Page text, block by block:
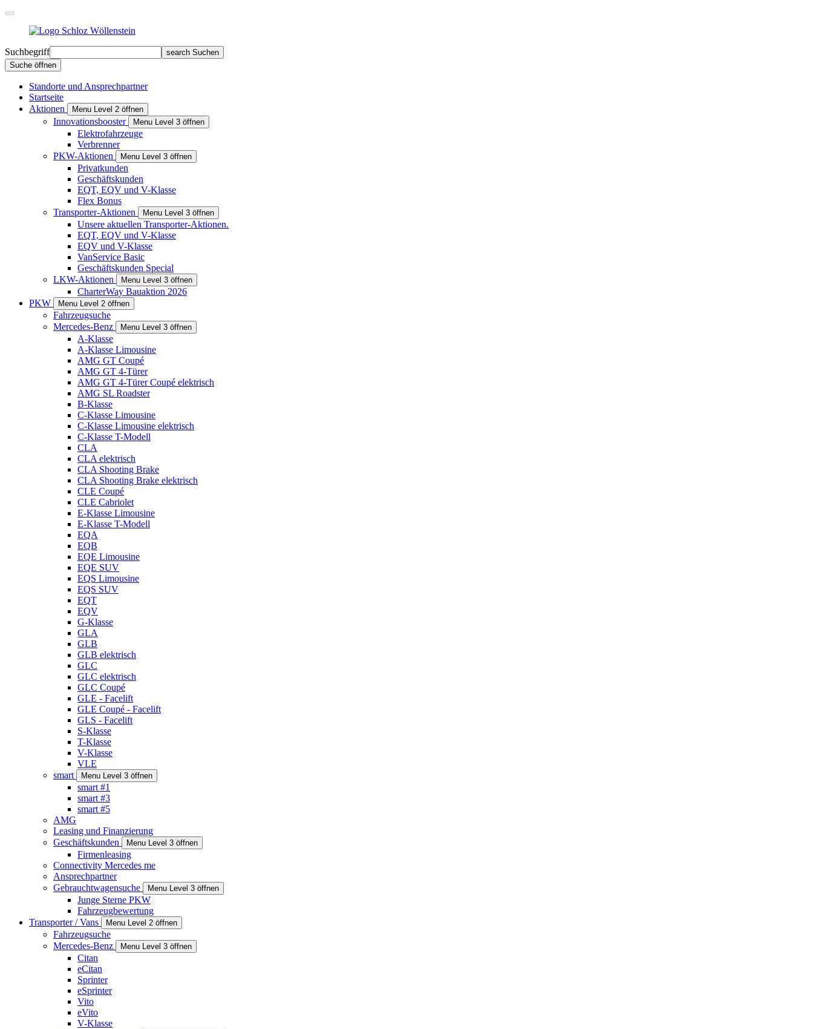
Suchbegriff search Suchen
Suche öffnen
Standorte und Ansprechpartner
Startseite
Aktionen
Menu Level 2 öffnen
Innovationsbooster Menu Level 3 öffnen
Elektrofahrzeuge
Verbrenner
PKW-Aktionen
Menu Level 3 öffnen
Privat­kunden
Geschäfts­kunden
EQT, EQV und V-Klasse
Flex Bonus
Transporter-Aktionen
Menu Level 3 öffnen
Unsere aktuellen Transporter-Aktionen.
EQT, EQV und V-Klasse
EQV und V-Klasse
VanService Basic
Geschäftskunden Special
LKW-Aktionen
Menu Level 3 öffnen
CharterWay Bauaktion 2026
PKW
Menu Level 2 öffnen
Fahrzeugsuche
Mercedes-Benz
Menu Level 3 öffnen
A-Klasse
A-Klasse Limousine
AMG GT Coupé
AMG GT 4-Türer
AMG GT 4-Türer Coupé elektrisch
AMG SL Roadster
B-Klasse
C-Klasse Limousine
C-Klasse Limousine elektrisch
C-Klasse T-Modell
CLA
CLA elektrisch
CLA Shooting Brake
CLA Shooting Brake elektrisch
CLE Coupé
CLE Cabriolet
E-Klasse Limousine
E-Klasse T-Modell
EQA
EQB
EQE Limousine
EQE SUV
EQS Limousine
EQS SUV
EQT
EQV
G-Klasse
GLA
GLB
GLB elektrisch
GLC
GLC elektrisch
GLC Coupé
GLE - Facelift
GLE Coupé - Facelift
GLS - Facelift
S-Klasse
T-Klasse
V-Klasse
VLE
smart
Menu Level 3 öffnen
smart #1
smart #3
smart #5
AMG
Leasing und Finanzierung
Geschäftskunden
Menu Level 3 öffnen
Firmenleasing
Connectivity Mercedes me
Ansprechpartner
Gebrauchtwagensuche
Menu Level 3 öffnen
Junge Sterne PKW
Fahrzeugbewertung
Transporter / Vans
Menu Level 2 öffnen
Fahrzeugsuche
Mercedes-Benz
Menu Level 3 öffnen
Citan
eCitan
Sprinter
eSprinter
Vito
eVito
V-Klasse